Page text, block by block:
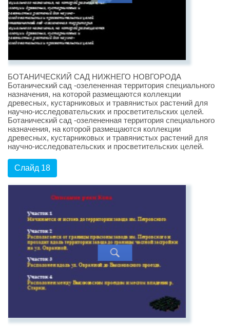
БОТАНИЧЕСКИЙ САД НИЖНЕГО НОВГОРОДА
Ботанический сад -озелененная территория специального
назначения, на которой размещаются коллекции
древесных, кустарниковых и травянистых растений для
научно-исследовательских и просветительских целей.
Ботанический сад -озелененная территория специального
назначения, на которой размещаются коллекции
древесных, кустарниковых и травянистых растений для
научно-исследовательских и просветительских целей.
Слайд 18